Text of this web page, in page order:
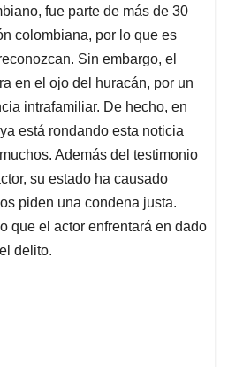
s
fue parte de más de 30
colombiana, por lo que es
Sin embargo, el
en el ojo del huracán, por un
intrafamiliar. De hecho, en
está rondando esta noticia
Además del testimonio
su estado ha causado
piden una condena justa.
que el actor enfrentará en dado
delito.